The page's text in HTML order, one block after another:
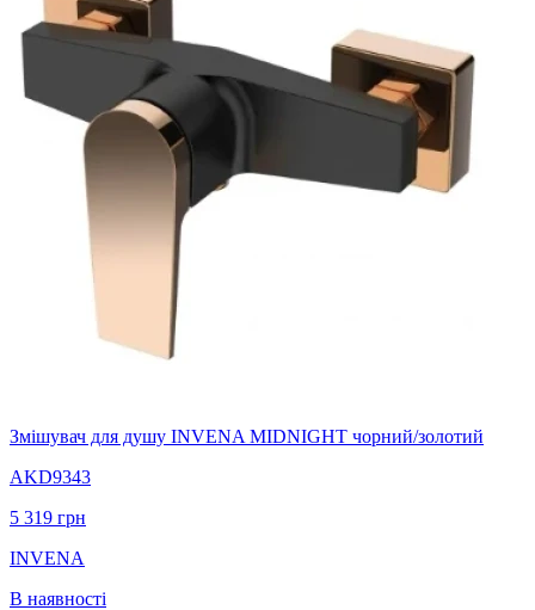
Змішувач для душу INVENA MIDNIGHT чорний/золотий
AKD9343
5 319 грн
INVENA
В наявності